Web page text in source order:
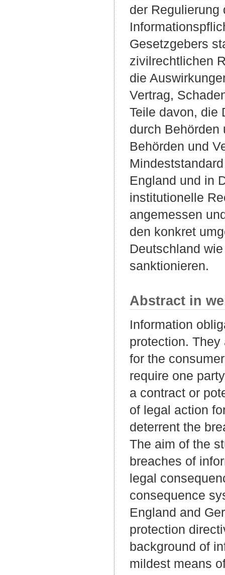
der Regulierung
Gesetzgebers
zivilrechtlichen
die
Vertrag,
Teile davon, die
durch Behörden
Behörden und
England und in
institutionelle
angemessen
den konkret
Deutschland
sanktionieren.
Abstract in
Information
protection.
for the
require one
a contract or
of legal action
deterrent the
The aim of the
breaches of
legal
consequence
England and
protection
background of
mildest means